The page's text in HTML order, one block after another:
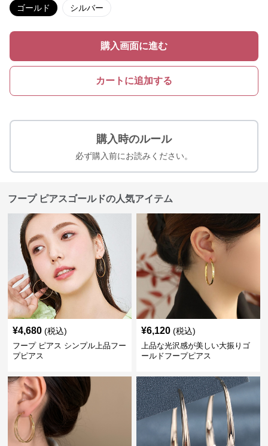
ゴールド シルバー
購入画面に進む
カートに追加する
購入時のルール
必ず購入前にお読みください。
フープ ピアスゴールドの人気アイテム
¥4,680 (税込)
フープ ピアス シンプル上品フー
プピアス
¥6,120 (税込)
上品な光沢感が美しい大振りゴ
ールドフープピアス